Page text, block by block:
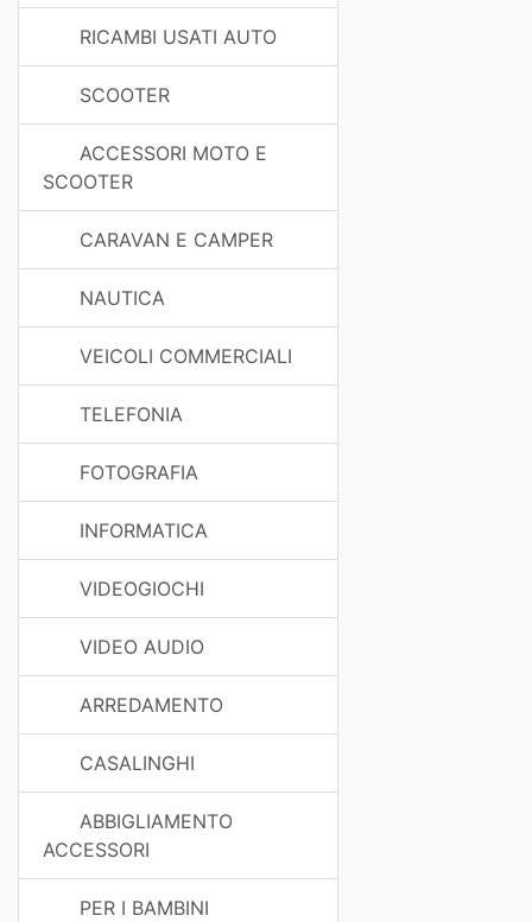
RICAMBI USATI AUTO
SCOOTER
ACCESSORI MOTO E
SCOOTER
CARAVAN E CAMPER
NAUTICA
VEICOLI COMMERCIALI
TELEFONIA
FOTOGRAFIA
INFORMATICA
VIDEOGIOCHI
VIDEO AUDIO
ARREDAMENTO
CASALINGHI
ABBIGLIAMENTO
ACCESSORI
PER I BAMBINI